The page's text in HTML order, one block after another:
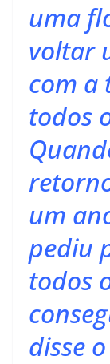
uma
voltar
com a
todos
um
pediu
todos
disse